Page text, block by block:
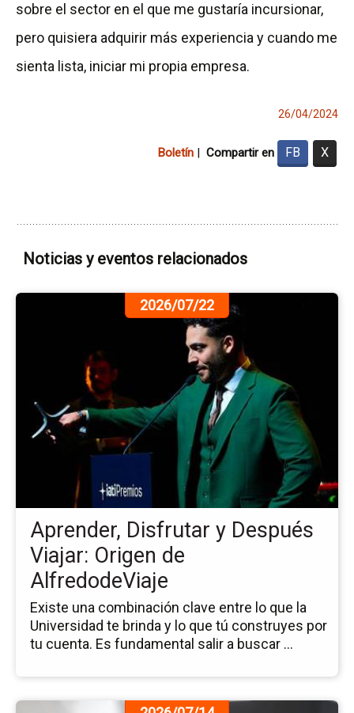
sobre el sector en el que me gustaría incursionar,
pero quisiera adquirir más experiencia y cuando me
sienta lista, iniciar mi propia empresa.
26/04/2024
Boletín Compartir en FB X
Noticias y eventos relacionados
Aprender, Disfrutar y Después
Viajar: Origen de
AlfredodeViaje
Existe una combinación clave entre lo que la
Universidad te brinda y lo que tú construyes por
tu cuenta. Es fundamental salir a buscar ...
2026/07/22